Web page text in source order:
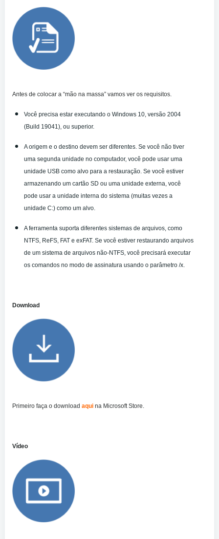
Antes de colocar a “mão na massa” vamos ver os requisitos.
Você precisa estar executando o Windows 10, versão 2004
(Build 19041), ou superior.
A origem e o destino devem ser diferentes. Se você não tiver
uma segunda unidade no computador, você pode usar uma
unidade USB como alvo para a restauração. Se você estiver
armazenando um cartão SD ou uma unidade externa, você
pode usar a unidade interna do sistema (muitas vezes a
unidade C:) como um alvo.
A ferramenta suporta diferentes sistemas de arquivos, como
NTFS, ReFS, FAT e exFAT. Se você estiver restaurando arquivos
de um sistema de arquivos não-NTFS, você precisará executar
os comandos no modo de assinatura usando o parâmetro /x.
Download
Primeiro faça o download aqui na Microsoft Store.
Vídeo